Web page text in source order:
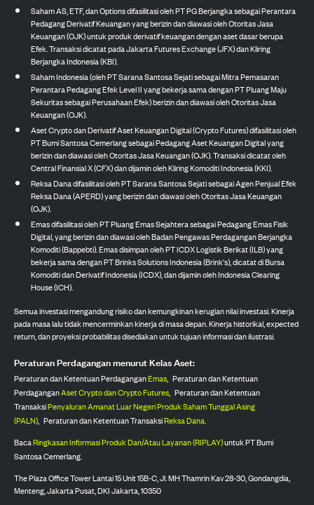
Saham AS, ETF, dan Options difasilitasi oleh PT PG Berjangka sebagai Perantara
Pedagang Derivatif Keuangan yang berizin dan diawasi oleh Otoritas Jasa
Keuangan (OJK) untuk produk derivatif keuangan dengan aset dasar berupa
Efek. Transaksi dicatat pada Jakarta Futures Exchange (JFX) dan Kliring
Berjangka Indonesia (KBI).
Saham Indonesia (oleh PT Sarana Santosa Sejati sebagai Mitra Pemasaran
Perantara Pedagang Efek Level II yang bekerja sama dengan PT Pluang Maju
Sekuritas sebagai Perusahaan Efek) berizin dan diawasi oleh Otoritas Jasa
Keuangan (OJK).
Aset Crypto dan Derivatif Aset Keuangan Digital (Crypto Futures) difasilitasi oleh
PT Bumi Santosa Cemerlang sebagai Pedagang Aset Keuangan Digital yang
berizin dan diawasi oleh Otoritas Jasa Keuangan (OJK). Transaksi dicatat oleh
Central Finansial X (CFX) dan dijamin oleh Kliring Komoditi Indonesia (KKI).
Reksa Dana difasilitasi oleh PT Sarana Santosa Sejati sebagai Agen Penjual Efek
Reksa Dana (APERD) yang berizin dan diawasi oleh Otoritas Jasa Keuangan
(OJK).
Emas difasilitasi oleh PT Pluang Emas Sejahtera sebagai Pedagang Emas Fisik
Digital, yang berizin dan diawasi oleh Badan Pengawas Perdagangan Berjangka
Komoditi (Bappebti). Emas disimpan oleh PT ICDX Logistik Berikat (ILB) yang
bekerja sama dengan PT Brinks Solutions Indonesia (Brink's), dicatat di Bursa
Komoditi dan Derivatif Indonesia (ICDX), dan dijamin oleh Indonesia Clearing
House (ICH).
Semua investasi mengandung risiko dan kemungkinan kerugian nilai investasi. Kinerja
pada masa lalu tidak mencerminkan kinerja di masa depan. Kinerja historikal, expected
return, dan proyeksi probabilitas disediakan untuk tujuan informasi dan ilustrasi.
Peraturan Perdagangan menurut Kelas Aset:
Peraturan dan Ketentuan PerdaganganEmas, Peraturan dan Ketentuan
PerdaganganAset Crypto dan Crypto Futures, Peraturan dan Ketentuan
TransaksiPenyaluran Amanat Luar Negeri Produk Saham Tunggal Asing
(PALN), Peraturan dan Ketentuan TransaksiReksa Dana.
BacaRingkasan Informasi Produk Dan/Atau Layanan (RIPLAY)untuk PT Bumi
Santosa Cemerlang.
The Plaza Office Tower Lantai 15 Unit 15B-C, Jl. MH Thamrin Kav 28-30, Gondangdia,
Menteng, Jakarta Pusat, DKI Jakarta, 10350